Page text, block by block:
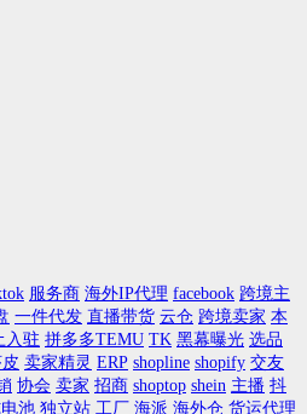
服务商 海外IP代理 facebook 跨境主
一件代发 直播带货 云仓 跨境卖家 本
入驻 拼多多TEMU TK 黑幕曝光 选品
卖家精灵 ERP shopline shopify 交友
协会 卖家 招商 shoptop shein 主播 抖
池 独立站 工厂 海派 海外仓 货运代理